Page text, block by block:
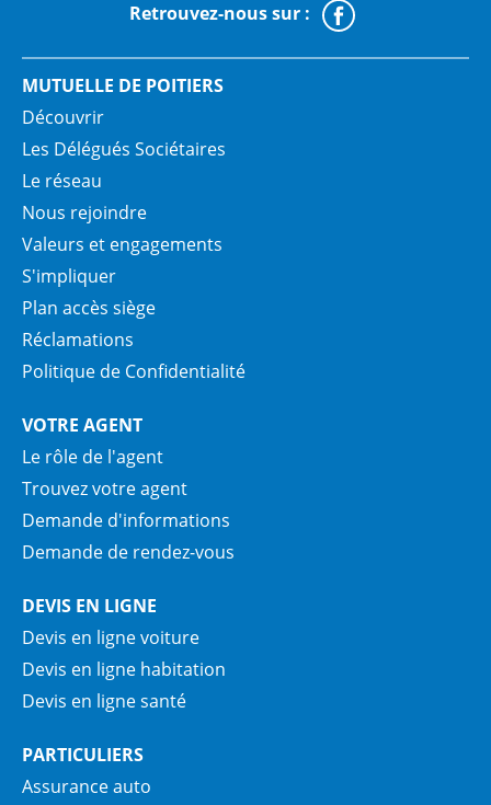
Retrouvez-nous sur :
MUTUELLE DE POITIERS
Découvrir
Les Délégués Sociétaires
Le réseau
Nous rejoindre
Valeurs et engagements
S'impliquer
Plan accès siège
Réclamations
Politique de Confidentialité
VOTRE AGENT
Le rôle de l'agent
Trouvez votre agent
Demande d'informations
Demande de rendez-vous
DEVIS EN LIGNE
Devis en ligne voiture
Devis en ligne habitation
Devis en ligne santé
PARTICULIERS
Assurance auto